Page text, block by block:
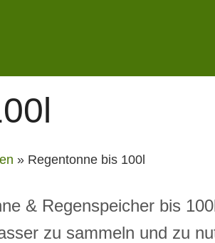
» Regentonne bis 100l
& Regenspeicher bis
zu sammeln und zu